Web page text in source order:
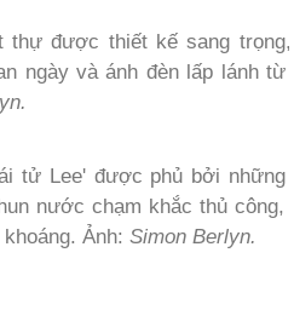
thự được thiết kế sang
ngày và ánh đèn lấp lánh
tử Lee' được phủ bởi
nước chạm khắc thủ
Ảnh:Simon Berlyn.